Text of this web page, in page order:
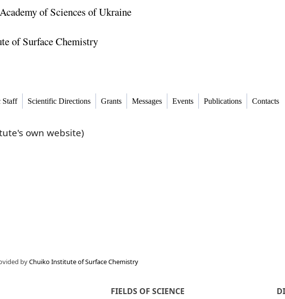
of Sciences of Ukraine
of Surface Chemistry
Staff Scientific Directions Grants Messages Events Publications Contacts
own website)
byChuiko Institute of Surface Chemistry
FIELDS OF SCIENCE